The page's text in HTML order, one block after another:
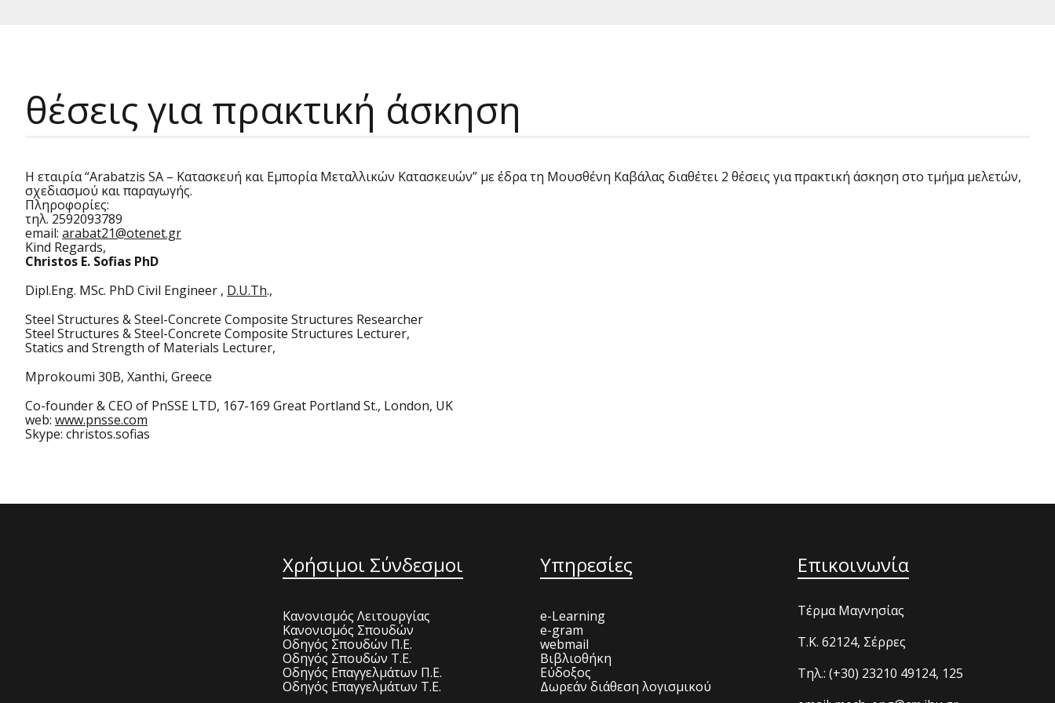
θέσεις για πρακτική άσκηση
Η εταιρία “Arabatzis SA – Κατασκευή και Εμπορία Μεταλλικών Κατασκευών” με έδρα τη Μουσθένη Καβάλας διαθέτει 2 θέσεις για πρακτική άσκηση στο τμήμα μελετών,
σχεδιασμού και παραγωγής.
Πληροφορίες:
τηλ. 2592093789
email: arabat21@otenet.gr
Kind Regards,
Christos E. Sofias PhD
Dipl.Eng. MSc. PhD Civil Engineer , D.U.Th.,
Steel Structures & Steel-Concrete Composite Structures Researcher
Steel Structures & Steel-Concrete Composite Structures Lecturer,
Statics and Strength of Materials Lecturer,
Mprokoumi 30B, Xanthi, Greece
Co-founder & CEO of PnSSE LTD, 167-169 Great Portland St., London, UK
web: www.pnsse.com
Skype: christos.sofias
Χρήσιμοι Σύνδεσμοι
Κανονισμός Λειτουργίας
Κανονισμός Σπουδών
Οδηγός Σπουδών Π.Ε.
Οδηγός Σπουδών Τ.Ε.
Οδηγός Επαγγελμάτων Π.Ε.
Οδηγός Επαγγελμάτων Τ.Ε.
Υπηρεσίες
e-Learning
e-gram
webmail
Βιβλιοθήκη
Εύδοξος
Δωρεάν διάθεση λογισμικού
Επικοινωνία
Τέρμα Μαγνησίας
T.K. 62124, Σέρρες
Τηλ.: (+30) 23210 49124, 125